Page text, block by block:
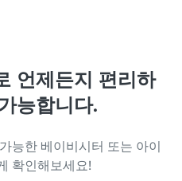
언제든지 편리하
능합니다.
능한 베이비시터 또는 아이
확인해보세요!